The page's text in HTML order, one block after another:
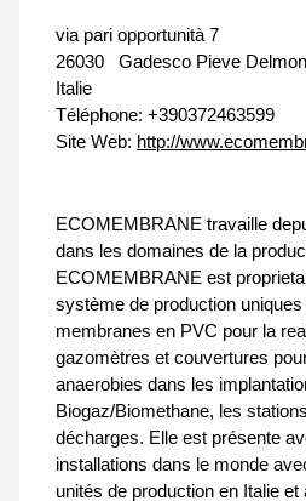
via pari opportunità 7
26030
Gadesco Pieve
Italie
Téléphone: +390372463599
Site Web: http://
ECOMEMBRANE travaille
dans les domaines de la
ECOMEMBRANE est
système de production
membranes en PVC pour la
gazomètres et couvertures
anaerobies dans les
Biogaz/Biomethane, les
décharges. Elle est présente
installations dans le monde
unités de production en Italie